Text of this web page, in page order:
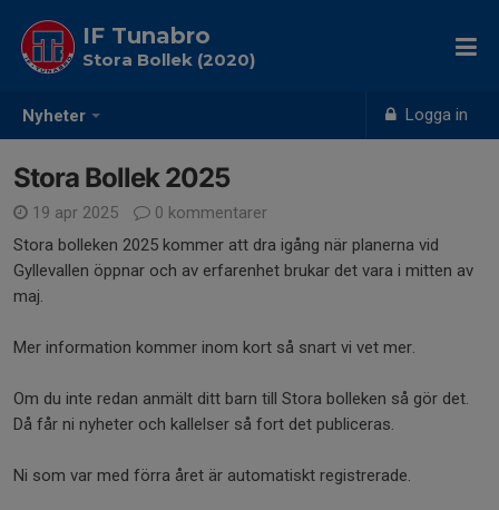
Nyheter Logga in
IF Tunabro
Stora Bollek (2020)
Stora Bollek 2025
19 apr 2025
0 kommentarer
Stora bolleken 2025 kommer att dra igång när planerna vid
Gyllevallen öppnar och av erfarenhet brukar det vara i mitten av
maj.
Mer information kommer inom kort så snart vi vet mer.
Om du inte redan anmält ditt barn till Stora bolleken så gör det.
Då får ni nyheter och kallelser så fort det publiceras.
Ni som var med förra året är automatiskt registrerade.